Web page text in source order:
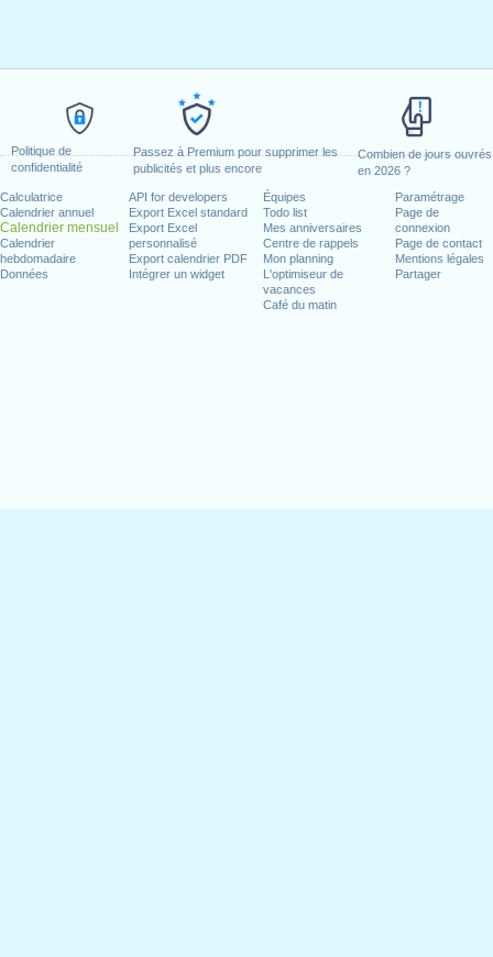
Politique de
confidentialité
Passez à Premium pour supprimer les
publicités et plus encore
Combien de jours ouvrés
en 2026 ?
Calculatrice
Calendrier annuel
Calendrier mensuel
Calendrier
hebdomadaire
Données
API for developers
Export Excel standard
Export Excel
personnalisé
Export calendrier PDF
Intégrer un widget
Équipes
Todo list
Mes anniversaires
Centre de rappels
Mon planning
L'optimiseur de
vacances
Café du matin
Paramétrage
Page de
connexion
Page de contact
Mentions légales
Partager